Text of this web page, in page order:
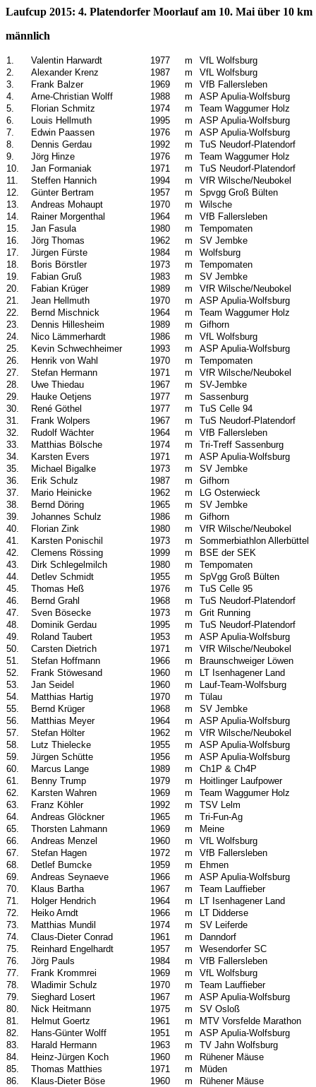
Laufcup 2015: 4. Platendorfer Moorlauf am 10. Mai über 10 km
männlich
1. Valentin Harwardt 1977 m
VfL Wolfsburg
2.
Alexander Krenz 1987 m
VfL Wolfsburg
3.
Frank Balzer 1969 m
VfB Fallersleben
4.
Arne-Christian Wolff 1988 m
ASP Apulia-Wolfsburg
5.
Florian Schmitz 1974 m
Team Waggumer Holz
6.
Louis Hellmuth 1995 m
ASP Apulia-Wolfsburg
7.
Edwin Paassen 1976 m
ASP Apulia-Wolfsburg
8.
Dennis Gerdau 1992 m
TuS Neudorf-Platendorf
9.
Jörg Hinze 1976 m
Team Waggumer Holz
10.
Jan Formaniak 1971 m
TuS Neudorf-Platendorf
11.
Steffen Hannich 1994 m
VfR Wilsche/Neubokel
12.
Günter Bertram 1957 m
Spvgg Groß Bülten
13.
Andreas Mohaupt 1970 m
Wilsche
14.
Rainer Morgenthal 1964 m
VfB Fallersleben
15.
Jan Fasula 1980 m
Tempomaten
16.
Jörg Thomas 1962 m
SV Jembke
17.
Jürgen Fürste 1984 m
Wolfsburg
18.
Boris Börstler 1973 m
Tempomaten
19.
Fabian Gruß 1983 m
SV Jembke
20.
Fabian Krüger 1989 m
VfR Wilsche/Neubokel
21.
Jean Hellmuth 1970 m
ASP Apulia-Wolfsburg
22.
Bernd Mischnick 1964 m
Team Waggumer Holz
23.
Dennis Hillesheim 1989 m
Gifhorn
24.
Nico Lämmerhardt 1986 m
VfL Wolfsburg
25.
Kevin Schwechheimer 1993 m
ASP Apulia-Wolfsburg
26.
Henrik von Wahl 1970 m
Tempomaten
27.
Stefan Hermann 1971 m
VfR Wilsche/Neubokel
28.
Uwe Thiedau 1967 m
SV-Jembke
29.
Hauke Oetjens 1977 m
Sassenburg
30.
René Göthel 1977 m
TuS Celle 94
31.
Frank Wolpers 1967 m
TuS Neudorf-Platendorf
32.
Rudolf Wächter 1964 m
VfB Fallersleben
33.
Matthias Bölsche 1974 m
Tri-Treff Sassenburg
34.
Karsten Evers 1971 m
ASP Apulia-Wolfsburg
35.
Michael Bigalke 1973 m
SV Jembke
36.
Erik Schulz 1987 m
Gifhorn
37.
Mario Heinicke 1962 m
LG Osterwieck
38.
Bernd Döring 1965 m
SV Jembke
39.
Johannes Schulz 1986 m
Gifhorn
40.
Florian Zink 1980 m
VfR Wilsche/Neubokel
41.
Karsten Ponischil 1973 m
Sommerbiathlon Allerbüttel
42.
Clemens Rössing 1999 m
BSE der SEK
43.
Dirk Schlegelmilch 1980 m
Tempomaten
44.
Detlev Schmidt 1955 m
SpVgg Groß Bülten
45.
Thomas Heß 1976 m
TuS Celle 95
46.
Bernd Grahl 1968 m
TuS Neudorf-Platendorf
47.
Sven Bösecke 1973 m
Grit Running
48.
Dominik Gerdau 1995 m
TuS Neudorf-Platendorf
49.
Roland Taubert 1953 m
ASP Apulia-Wolfsburg
50.
Carsten Dietrich 1971 m
VfR Wilsche/Neubokel
51.
Stefan Hoffmann 1966 m
Braunschweiger Löwen
52.
Frank Stöwesand 1960 m
LT Isenhagener Land
53.
Jan Seidel 1960 m
Lauf-Team-Wolfsburg
54.
Matthias Hartig 1970 m
Tülau
55.
Bernd Krüger 1968 m
SV Jembke
56.
Matthias Meyer 1964 m
ASP Apulia-Wolfsburg
57.
Stefan Hölter 1962 m
VfR Wilsche/Neubokel
58.
Lutz Thielecke 1955 m
ASP Apulia-Wolfsburg
59.
Jürgen Schütte 1956 m
ASP Apulia-Wolfsburg
60.
Marcus Lange 1989 m
Ch1P & Ch4P
61.
Benny Trump 1979 m
Hoitlinger Laufpower
62.
Karsten Wahren 1969 m
Team Waggumer Holz
63.
Franz Köhler 1992 m
TSV Lelm
64.
Andreas Glöckner 1965 m
Tri-Fun-Ag
65.
Thorsten Lahmann 1969 m
Meine
66.
Andreas Menzel 1960 m
VfL Wolfsburg
67.
Stefan Hagen 1972 m
VfB Fallersleben
68.
Detlef Bumcke 1959 m
Ehmen
69.
Andreas Seynaeve 1966 m
ASP Apulia-Wolfsburg
70.
Klaus Bartha 1967 m
Team Lauffieber
71.
Holger Hendrich 1964 m
LT Isenhagener Land
72.
Heiko Arndt 1966 m
LT Didderse
73.
Matthias Mundil 1974 m
SV Leiferde
74.
Claus-Dieter Conrad 1961 m
Danndorf
75.
Reinhard Engelhardt 1957 m
Wesendorfer SC
76.
Jörg Pauls 1984 m
VfB Fallersleben
77.
Frank Krommrei 1969 m
VfL Wolfsburg
78.
Wladimir Schulz 1970 m
Team Lauffieber
79.
Sieghard Losert 1967 m
ASP Apulia-Wolfsburg
80.
Nick Heitmann 1975 m
SV Osloß
81.
Helmut Goertz 1961 m
MTV Vorsfelde Marathon
82.
Hans-Günter Wolff 1951 m
ASP Apulia-Wolfsburg
83.
Harald Hermann 1963 m
TV Jahn Wolfsburg
84.
Heinz-Jürgen Koch 1960 m
Rühener Mäuse
85.
Thomas Matthies 1971 m
Müden
86.
Klaus-Dieter Böse 1960 m
Rühener Mäuse